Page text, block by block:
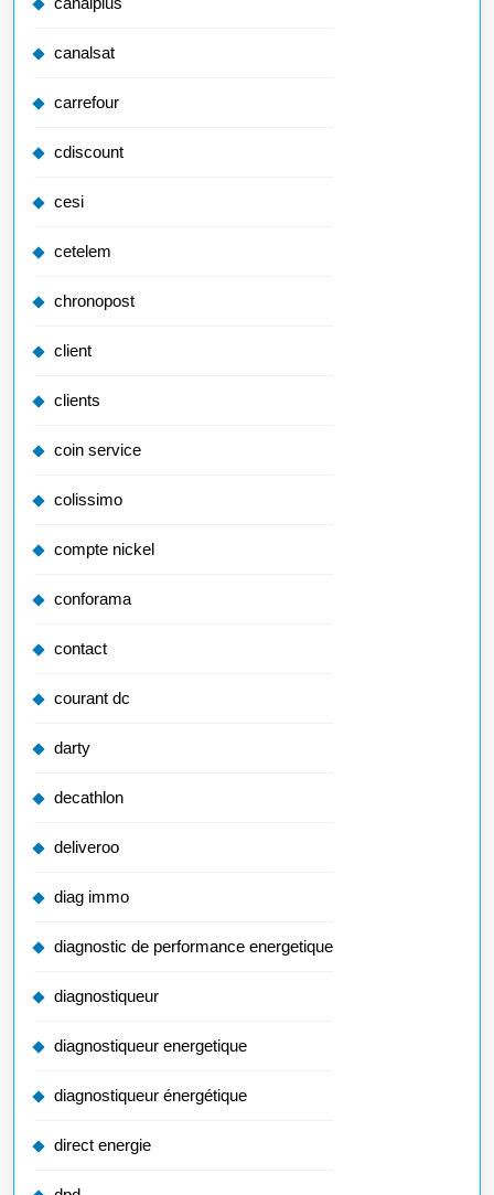
canalsat
carrefour
cdiscount
cesi
cetelem
chronopost
client
clients
coin service
colissimo
compte nickel
conforama
contact
courant dc
darty
decathlon
deliveroo
diag immo
diagnostic de performance energetique
diagnostiqueur
diagnostiqueur energetique
diagnostiqueur énergétique
direct energie